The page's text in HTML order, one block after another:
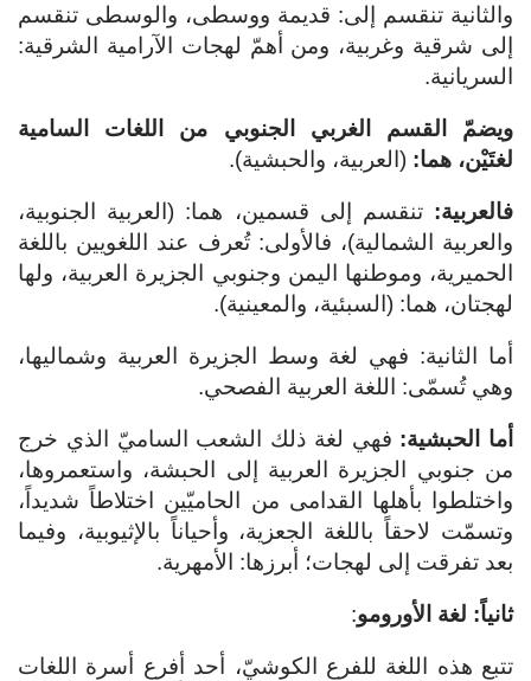
والثانية تنقسم إلى: قديمة ووسطى، والوسطى تنقسم
إلى شرقية وغربية، ومن أهمّ لهجات الآرامية الشرقية:
السريانية.
ويضمّ القسم الغربي الجنوبي من اللغات السامية
لغتَيْن، هما: (العربية، والحبشية).
فالعربية: تنقسم إلى قسمين، هما: (العربية الجنوبية،
والعربية الشمالية)، فالأولى: تُعرف عند اللغويين باللغة
الحميرية، وموطنها اليمن وجنوبي الجزيرة العربية، ولها
لهجتان، هما: (السبئية، والمعينية).
أما الثانية: فهي لغة وسط الجزيرة العربية وشماليها،
وهي تُسمّى: اللغة العربية الفصحي.
أما الحبشية: فهي لغة ذلك الشعب الساميّ الذي خرج
من جنوبي الجزيرة العربية إلى الحبشة، واستعمروها،
واختلطوا بأهلها القدامى من الحاميّين اختلاطاً شديداً،
وتسمّت لاحقاً باللغة الجعزية، وأحياناً بالإثيوبية، وفيما
بعد تفرقت إلى لهجات؛ أبرزها: الأمهرية.
ثانياً: لغة الأورومو:
تتبع هذه اللغة للفرع الكوشيّ، أحد أفرع أسرة اللغات